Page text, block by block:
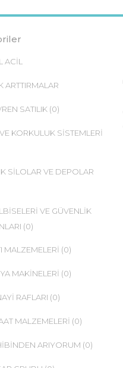
ACİL
ARTTIRMALAR
SATILIK (0)
KORKULUK SİSTEMLERİ
SİLOLAR VE DEPOLAR
VE GÜVENLİK
(0)
MALZEMELERİ (0)
MAKİNELERİ (0)
RAFLARI (0)
MALZEMELERİ (0)
ARIYORUM (0)